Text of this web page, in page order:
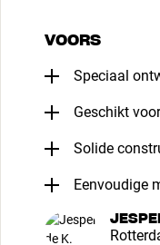
VOORS
Speciaal
Geschikt
Solide
Eenvoudige